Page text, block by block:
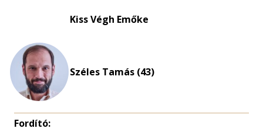
Kiss Végh Emőke
Széles Tamás (43)
Fordító: